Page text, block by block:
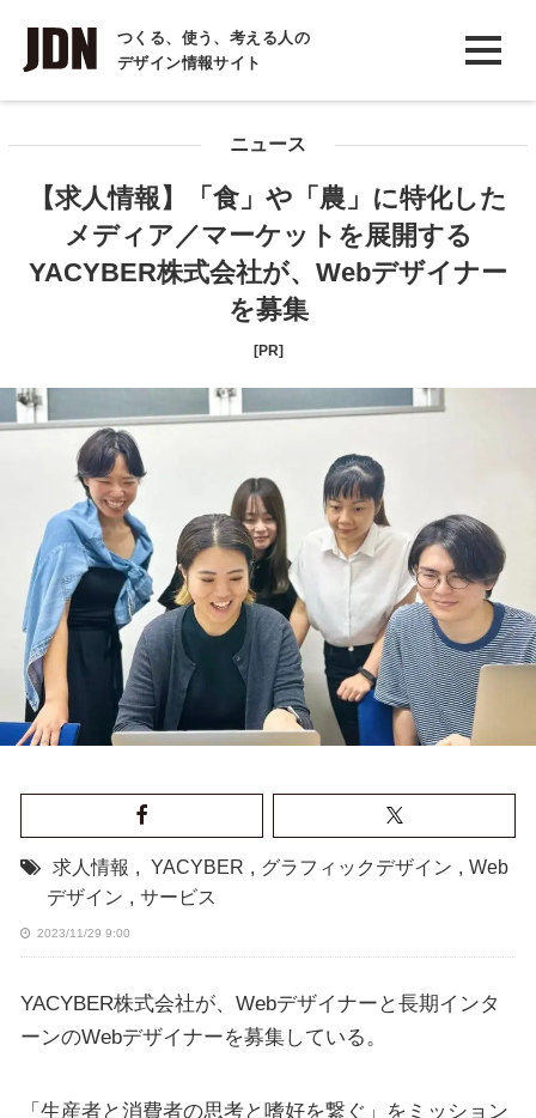
つくる、使う、考える人の
デザイン情報サイト
INTERVIEW
インタビュー
COLUMN
コラム
ニュース
【求人情報】「食」や「農」に特化した
メディア／マーケットを展開する
YACYBER株式会社が、Webデザイナー
を募集
[PR]
求人情報 , YACYBER , グラフィックデザイン , Web
デザイン , サービス
2023/11/29 9:00
YACYBER株式会社が、Webデザイナーと長期インタ
ーンのWebデザイナーを募集している。
「生産者と消費者の思考と嗜好を繋ぐ」をミッション